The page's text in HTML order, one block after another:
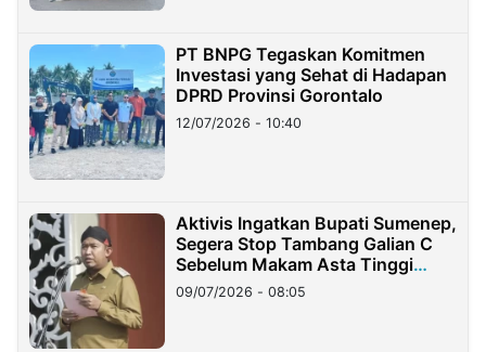
PT BNPG Tegaskan Komitmen
Investasi yang Sehat di Hadapan
DPRD Provinsi Gorontalo
12/07/2026 - 10:40
Aktivis Ingatkan Bupati Sumenep,
Segera Stop Tambang Galian C
Sebelum Makam Asta Tinggi
Longsor
09/07/2026 - 08:05